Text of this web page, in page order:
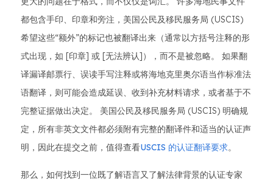
都包含手印、印章和旁注，美国公民及移民服务局 (USCIS)
希望这些“额外”的标记也被翻译出来（通常以方括号注释的形
式出现，如 [印章] 或 [无法辨认]），而不是被忽略。 如果翻
译漏译邮票行、误读手写注释或将海地克里奥尔语当作标准法
语翻译，则可能会造成延误、收到补充材料请求，或者基于不
完整证据做出决定。 美国公民及移民服务局 (USCIS) 明确规
定，所有非英文文件都必须附有完整的翻译件和适当的认证声
明，因此在提交之前，值得查看USCIS 的认证翻译要求。
那么，如何找到一位既了解语言又了解法律背景的认证专家